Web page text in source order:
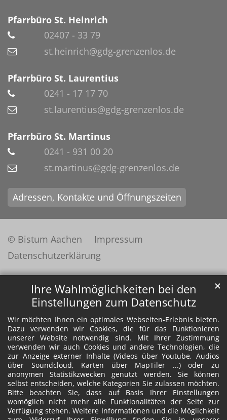
Ihre Wahlmöglichkeiten bei den
Einstellungen zum Datenschutz
Wir möchten Ihnen ein optimales Webseiten-Erlebnis bieten.
Dazu verwenden wir Cookies, die für das Funktionieren
unserer Website notwendig sind. Mit Ihrer Zustimmung
verwenden wir auch Cookies und andere Technologien, die
zur Anzeige externer Inhalte (Videos über Youtube, Audios
über Soundcloud, Karten über MapTiler ...) oder zu
anonymen Statistikzwecken genutzt werden. Sie können
selbst entscheiden, welche Kategorien Sie zulassen möchten.
Bitte beachten Sie, dass auf Basis Ihrer Einstellungen
womöglich nicht mehr alle Funktionalitäten der Seite zur
Verfügung stehen. Weitere Informationen und die Möglichkeit
✕
Pfarrbüro St. Heinrich
02407 - 33 79
st.heinrich@gdg-grenzenlos.de
Pfarrbüro St. Laurentius
0241 - 17 17 70
st.laurentius@gdg-grenzenlos.de
Pfarrbüro St. Martinus
0241 - 931 00 20
st.martinus@gdg-grenzenlos.de
Adressen, Kontakte und Öffnungszeiten
© Bistum Aachen
Impressum
Datenschutzerklärung